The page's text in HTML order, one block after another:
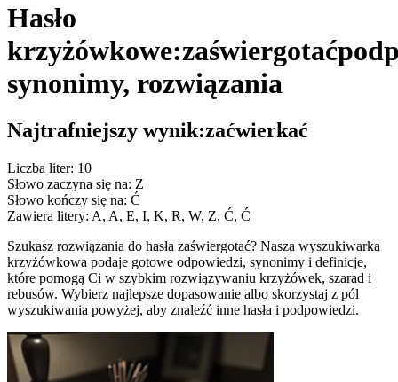
Hasło
krzyżówkowe:zaświergotać
synonimy, rozwiązania
Najtrafniejszy wynik:zaćwierkać
Liczba liter: 10
Słowo zaczyna się na: Z
Słowo kończy się na: Ć
Zawiera litery: A, A, E, I, K, R, W, Z, Ć, Ć
Szukasz rozwiązania do hasła zaświergotać? Nasza wyszukiwarka
krzyżówkowa podaje gotowe odpowiedzi, synonimy i definicje,
które pomogą Ci w szybkim rozwiązywaniu krzyżówek, szarad i
rebusów. Wybierz najlepsze dopasowanie albo skorzystaj z pól
wyszukiwania powyżej, aby znaleźć inne hasła i podpowiedzi.